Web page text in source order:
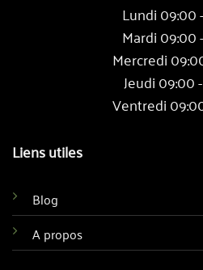
Lundi 09:00
Mardi 09:00
Mercredi
Jeudi 09:00
Ventredi
Liens utiles
Blog
A propos